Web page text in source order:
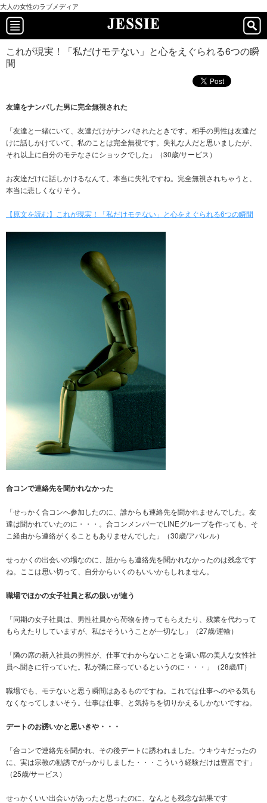
大人の女性のラブメディア
これが現実！「私だけモテない」と心をえぐられる6つの瞬
間
友達をナンパした男に完全無視された
「友達と一緒にいて、友達だけがナンパされたときです。相手の男性は友達だ
けに話しかけていて、私のことは完全無視です。失礼な人だと思いましたが、
それ以上に自分のモテなさにショックでした」（30歳/サービス）
お友達だけに話しかけるなんて、本当に失礼ですね。完全無視されちゃうと、
本当に悲しくなりそう。
【原文を読む】これが現実！「私だけモテない」と心をえぐられる6つの瞬間
合コンで連絡先を聞かれなかった
「せっかく合コンへ参加したのに、誰からも連絡先を聞かれませんでした。友
達は聞かれていたのに・・・。合コンメンバーでLINEグループを作っても、そ
こ経由から連絡がくることもありませんでした」（30歳/アパレル）
せっかくの出会いの場なのに、誰からも連絡先を聞かれなかったのは残念です
ね。ここは思い切って、自分からいくのもいいかもしれません。
職場でほかの女子社員と私の扱いが違う
「同期の女子社員は、男性社員から荷物を持ってもらえたり、残業を代わって
もらえたりしていますが、私はそういうことが一切なし」（27歳/運輸）
「隣の席の新入社員の男性が、仕事でわからないことを遠い席の美人な女性社
員へ聞きに行っていた。私が隣に座っているというのに・・・」（28歳/IT）
職場でも、モテないと思う瞬間はあるものですね。これでは仕事へのやる気も
なくなってしまいそう。仕事は仕事、と気持ちを切りかえるしかないですね。
デートのお誘いかと思いきや・・・
「合コンで連絡先を聞かれ、その後デートに誘われました。ウキウキだったの
に、実は宗教の勧誘でがっかりしました・・・こういう経験だけは豊富です」
（25歳/サービス）
せっかくいい出会いがあったと思ったのに、なんとも残念な結果です